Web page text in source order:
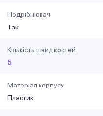
Подрібнювач
Так
Кількість швидкостей
5
Матеріал корпусу
Пластик